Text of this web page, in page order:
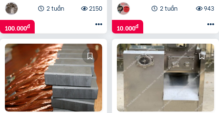
2 tuần
2150
100.000đ
2 tuần
943
10.000đ